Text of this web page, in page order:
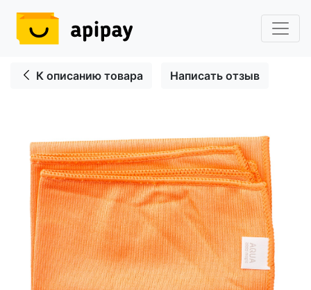
К описанию товара Написать отзыв